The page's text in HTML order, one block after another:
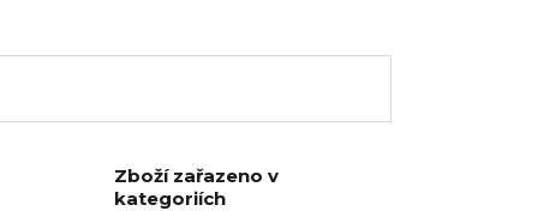
Zboží zařazeno v
kategoriích